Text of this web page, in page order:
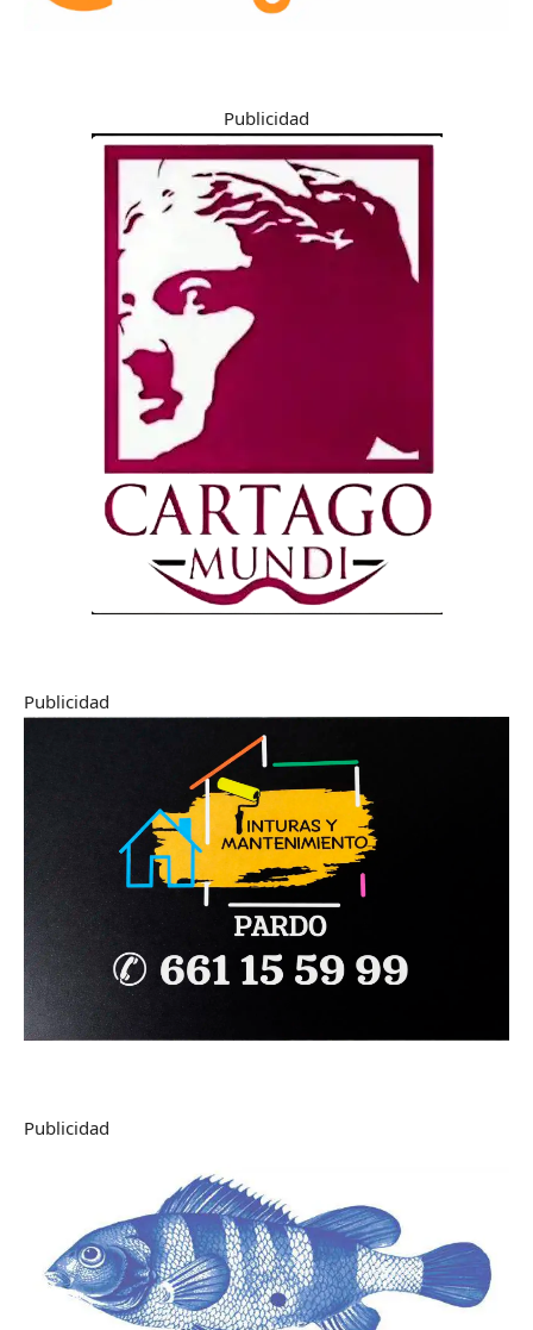
Publicidad
Publicidad
Publicidad